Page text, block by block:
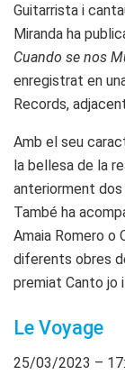
Guitarrista i
Miranda ha
Cuando se nos
enregistrat en
Records,
Amb el seu
la bellesa de la
anteriorment dos
També ha
Amaia Romero o
diferents obres
premiat Canto jo
Le Voyage
25/03/2023 –